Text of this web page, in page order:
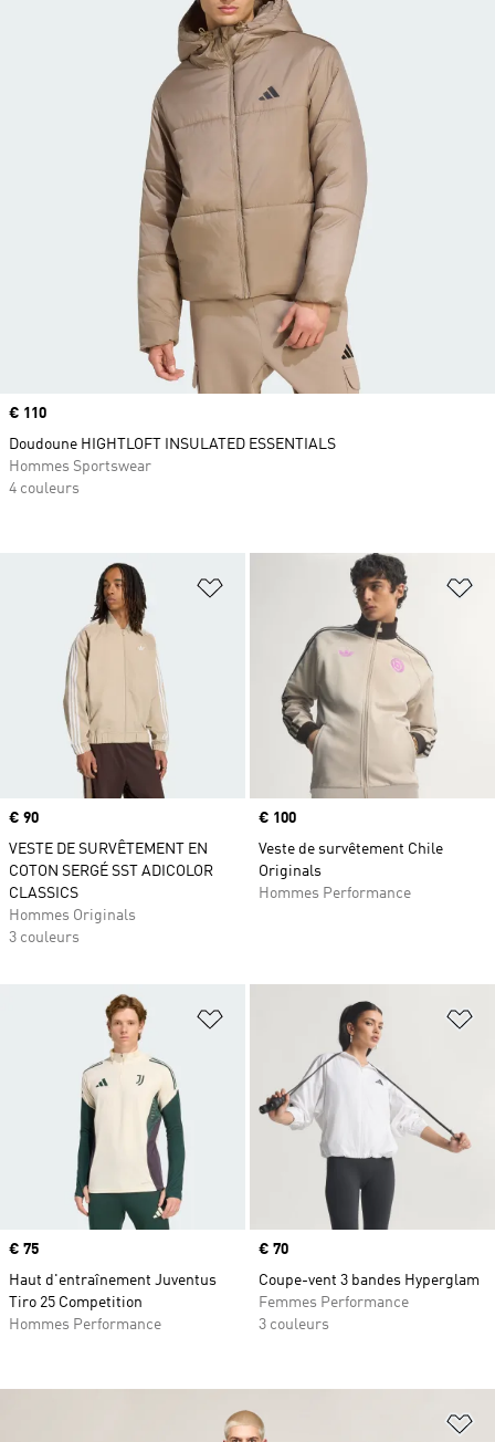
Ajouter à la Liste de produits
Prix
€ 90
VESTE DE SURVÊTEMENT EN
COTON SERGÉ SST ADICOLOR
CLASSICS
Hommes Originals
3 couleurs
Prix
€ 100
Veste de survêtement Chile
Originals
Hommes Performance
Ajouter à la Liste de produits
Prix
€ 75
Haut d'entraînement Juventus
Tiro 25 Competition
Hommes Performance
Prix
€ 70
Coupe-vent 3 bandes Hyperglam
Femmes Performance
3 couleurs
Prix
€ 110
Doudoune HIGHTLOFT INSULATED ESSENTIALS
Hommes Sportswear
4 couleurs